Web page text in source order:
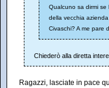
Qualcuno sa dirmi se
della vecchia
Civaschi? A me pare
Chiederò alla diretta
Ragazzi, lasciate in pace